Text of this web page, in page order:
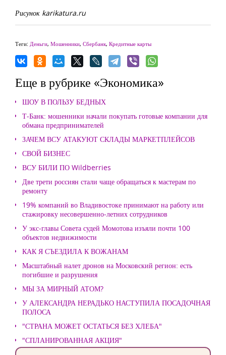
Рисунок karikatura.ru
Теги: Деньги, Мошенники, Сбербанк, Кредитные карты
Еще в рубрике «Экономика»
ШОУ В ПОЛЬЗУ БЕДНЫХ
Т-Банк: мошенники начали покупать готовые компании для
обмана предпринимателей
ЗАЧЕМ ВСУ АТАКУЮТ СКЛАДЫ МАРКЕТПЛЕЙСОВ
СВОЙ БИЗНЕС
ВСУ БИЛИ ПО Wildberries
Две трети россиян стали чаще обращаться к мастерам по
ремонту
19% компаний во Владивостоке принимают на работу или
стажировку несовершенно-летних сотрудников
У экс-главы Совета судей Момотова изъяли почти 100
объектов недвижимости
КАК Я СЪЕЗДИЛА К ВОЖАНАМ
Масштабный налет дронов на Московский регион: есть
погибшие и разрушения
МЫ ЗА МИРНЫЙ АТОМ?
У АЛЕКСАНДРА НЕРАДЬКО НАСТУПИЛА ПОСАДОЧНАЯ
ПОЛОСА
"СТРАНА МОЖЕТ ОСТАТЬСЯ БЕЗ ХЛЕБА"
"СПЛАНИРОВАННАЯ АКЦИЯ"